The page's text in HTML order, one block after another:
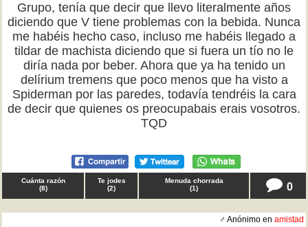
Grupo, tenía que decir que llevo literalmente años
diciendo que V tiene problemas con la bebida. Nunca
me habéis hecho caso, incluso me habéis llegado a
tildar de machista diciendo que si fuera un tío no le
diría nada por beber. Ahora que ya ha tenido un
delírium tremens que poco menos que ha visto a
Spiderman por las paredes, todavía tendréis la cara
de decir que quienes os preocupabais erais vosotros.
TQD
Cuánta razón
(8)
Te jodes
(2)
Menuda chorrada
(1) 0
♂ Anónimo en amistad